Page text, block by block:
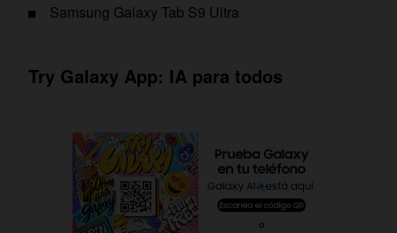
Samsung Galaxy Tab S9 Ultra
Try Galaxy App: IA para todos